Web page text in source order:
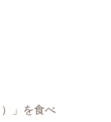
」を食べ